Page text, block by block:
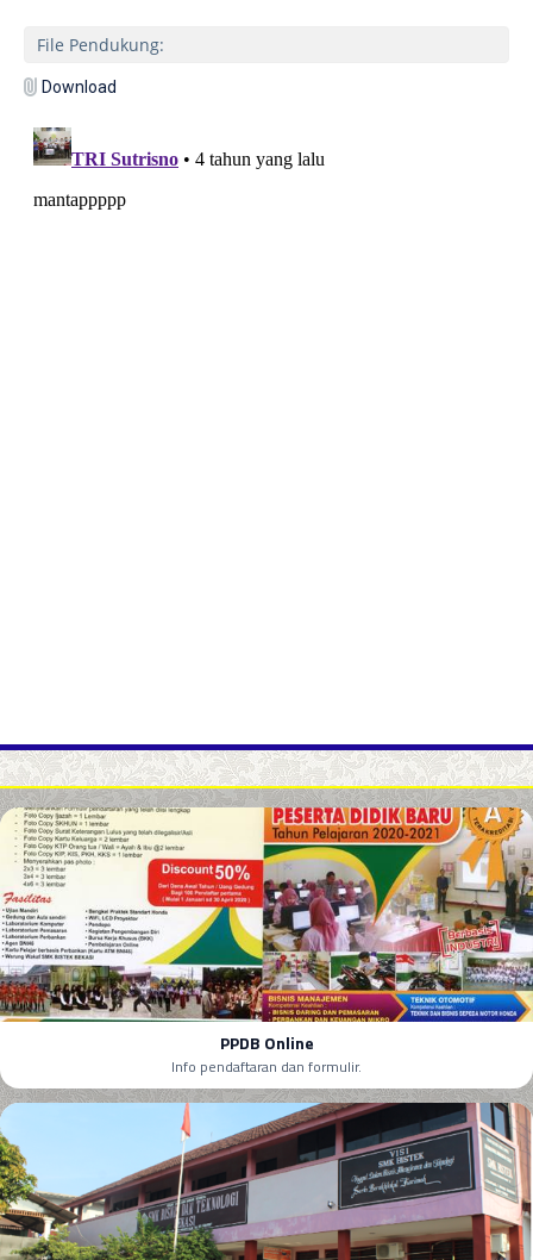
File Pendukung:
Download
PPDB Online
Info pendaftaran dan formulir.